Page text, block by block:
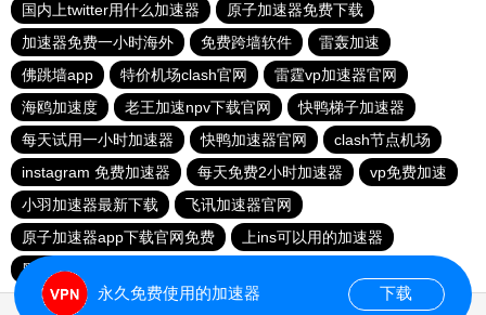
国内上twitter用什么加速器
原子加速器免费下载
加速器免费一小时海外
免费跨墙软件
雷轰加速
佛跳墙app
特价机场clash官网
雷霆vp加速器官网
海鸥加速度
老王加速npv下载官网
快鸭梯子加速器
每天试用一小时加速器
快鸭加速器官网
clash节点机场
instagram 免费加速器
每天免费2小时加速器
vp免费加速
小羽加速器最新下载
飞讯加速器官网
原子加速器app下载官网免费
上ins可以用的加速器
黑洞加速器app官网下载免费3小时
永久免费使用的加速器 下载